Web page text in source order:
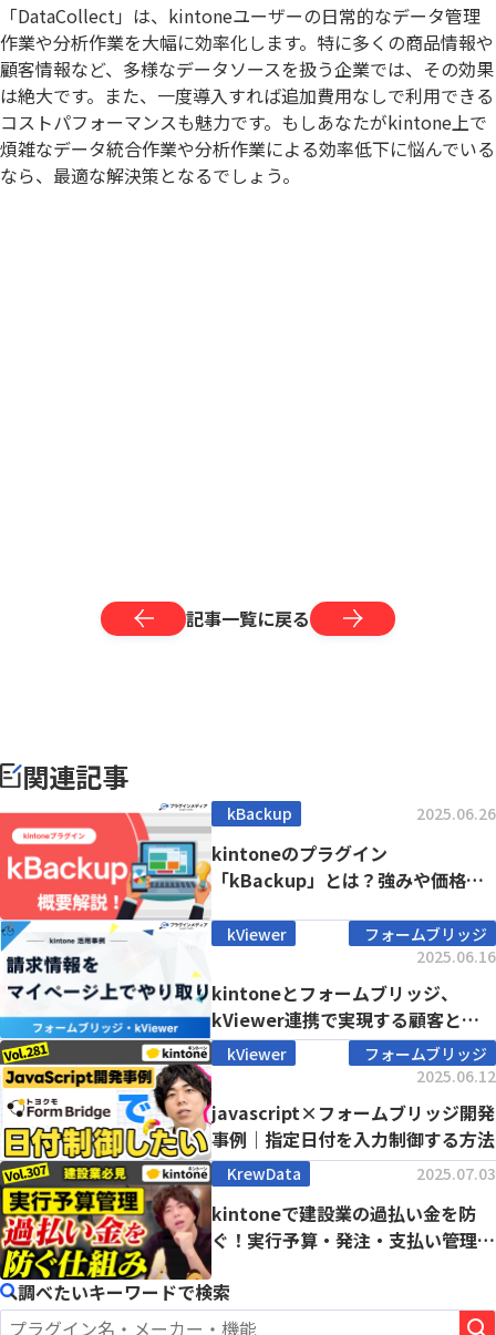
「DataCollect」は、kintoneユーザーの日常的なデータ管理
作業や分析作業を大幅に効率化します。特に多くの商品情報や
顧客情報など、多様なデータソースを扱う企業では、その効果
は絶大です。また、一度導入すれば追加費用なしで利用できる
コストパフォーマンスも魅力です。もしあなたがkintone上で
煩雑なデータ統合作業や分析作業による効率低下に悩んでいる
なら、最適な解決策となるでしょう。
記事一覧に戻る
関連記事
kBackup 2025.06.26
kintoneのプラグイン
「kBackup」とは？強みや価格、
kViewer
フォームブリッジ
2025.06.16
kintoneとフォームブリッジ、
kViewer連携で実現する顧客との
請求書やり...
kViewer
フォームブリッジ
2025.06.12
javascript×フォームブリッジ開発
事例｜指定日付を入力制御する方法
KrewData 2025.07.03
kintoneで建設業の過払い金を防
ぐ！実行予算・発注・支払い管理の
調べたいキーワードで検索